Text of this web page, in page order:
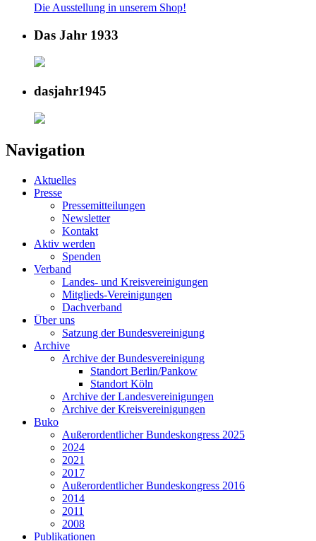
Die Ausstellung in unserem Shop!
Das Jahr 1933
dasjahr1945
Navigation
Aktuelles
Presse
Pressemitteilungen
Newsletter
Kontakt
Aktiv werden
Spenden
Verband
Landes- und Kreisvereinigungen
Mitglieds-Vereinigungen
Dachverband
Über uns
Satzung der Bundesvereinigung
Archive
Archive der Bundesvereinigung
Standort Berlin/Pankow
Standort Köln
Archive der Landesvereinigungen
Archive der Kreisvereinigungen
Buko
Außerordentlicher Bundeskongress 2025
2024
2021
2017
Außerordentlicher Bundeskongress 2016
2014
2011
2008
Publikationen